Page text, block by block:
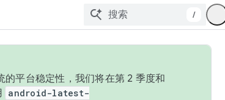
/
平台稳定性，我们将在第 2 季度和
android-latest-